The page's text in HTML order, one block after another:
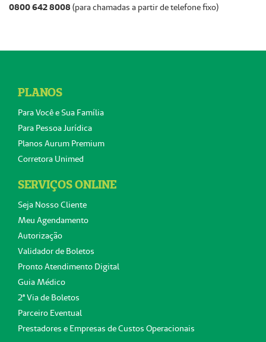
0800 642 8008 (para chamadas a partir de telefone fixo)
PLANOS
Para Você e Sua Família
Para Pessoa Jurídica
Planos Aurum Premium
Corretora Unimed
SERVIÇOS ONLINE
Seja Nosso Cliente
Meu Agendamento
Autorização
Validador de Boletos
Pronto Atendimento Digital
Guia Médico
2ª Via de Boletos
Parceiro Eventual
Prestadores e Empresas de Custos Operacionais